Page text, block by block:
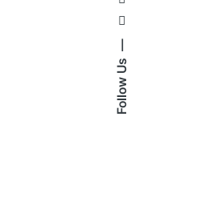
Follow Us